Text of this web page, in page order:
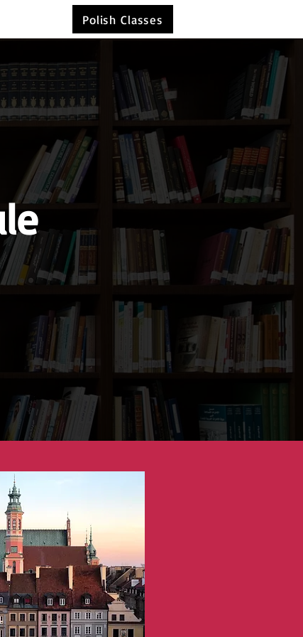
Polish Classes